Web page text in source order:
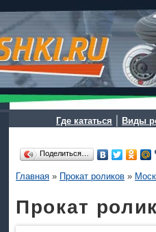
Где кататься | Виды
Поделиться…
Главная » Прокат роликов »
Прокат